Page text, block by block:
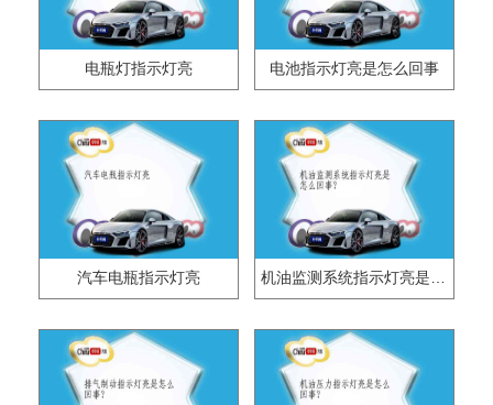
电瓶灯指示灯亮 电池指示灯亮是怎么回事
汽车电瓶指示灯亮